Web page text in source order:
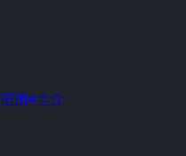
所#圭介